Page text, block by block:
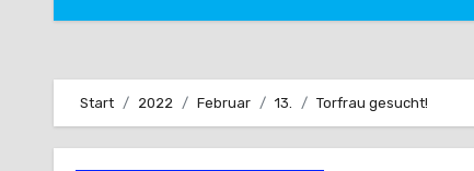
Start 2022 Februar 13. Torfrau gesucht!